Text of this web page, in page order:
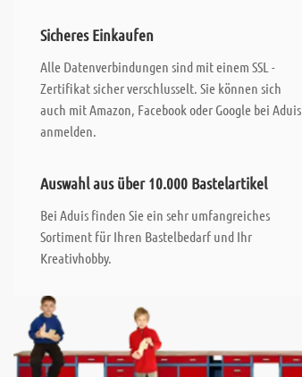
Sicheres Einkaufen
Alle Datenverbindungen sind mit einem SSL -
Zertifikat sicher verschlusselt. Sie können sich
auch mit Amazon, Facebook oder Google bei Aduis
anmelden.
Auswahl aus über 10.000 Bastelartikel
Bei Aduis finden Sie ein sehr umfangreiches
Sortiment für Ihren Bastelbedarf und Ihr
Kreativhobby.